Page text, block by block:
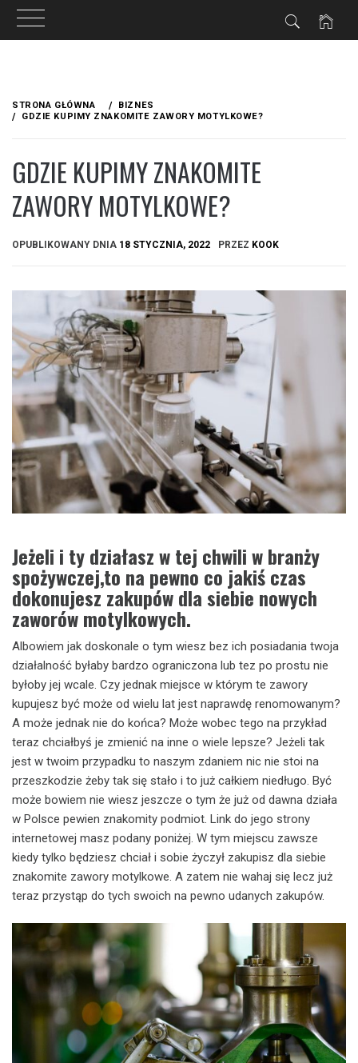
treści
STRONA GŁÓWNA
BIZNES
GDZIE KUPIMY ZNAKOMITE ZAWORY MOTYLKOWE?
GDZIE KUPIMY ZNAKOMITE
ZAWORY MOTYLKOWE?
OPUBLIKOWANY DNIA 18 STYCZNIA, 2022 PRZEZ KOOK
Jeżeli i ty działasz w tej chwili w branży
spożywczej,to na pewno co jakiś czas
dokonujesz zakupów dla siebie nowych
zaworów motylkowych.
Albowiem jak doskonale o tym wiesz bez ich posiadania twoja
działalność byłaby bardzo ograniczona lub tez po prostu nie
byłoby jej wcale. Czy jednak miejsce w którym te zawory
kupujesz być może od wielu lat jest naprawdę renomowanym?
A może jednak nie do końca? Może wobec tego na przykład
teraz chciałbyś je zmienić na inne o wiele lepsze? Jeżeli tak
jest w twoim przypadku to naszym zdaniem nic nie stoi na
przeszkodzie żeby tak się stało i to już całkiem niedługo. Być
może bowiem nie wiesz jeszcze o tym że już od dawna działa
w Polsce pewien znakomity podmiot. Link do jego strony
internetowej masz podany poniżej. W tym miejscu zawsze
kiedy tylko będziesz chciał i sobie życzył zakupisz dla siebie
znakomite zawory motylkowe. A zatem nie wahaj się lecz już
teraz przystąp do tych swoich na pewno udanych zakupów.